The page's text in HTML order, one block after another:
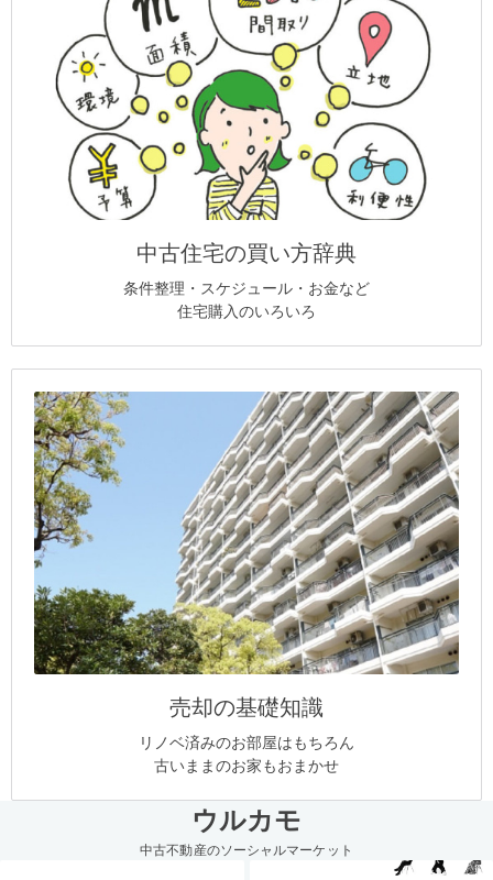
中古住宅の買い方辞典
条件整理・スケジュール・お金など
住宅購入のいろいろ
売却の基礎知識
リノベ済みのお部屋はもちろん
古いままのお家もおまかせ
ウルカモ
中古不動産のソーシャルマーケット